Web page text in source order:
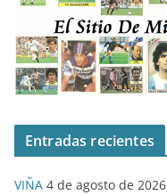
Entradas recientes
VIÑA 4 de agosto de 2026